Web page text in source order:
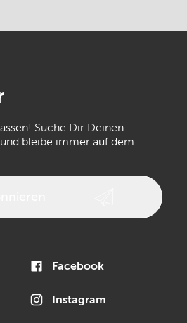
Epiphone
Suche Dir Deinen
bleibe immer auf dem
Facebook
Instagram